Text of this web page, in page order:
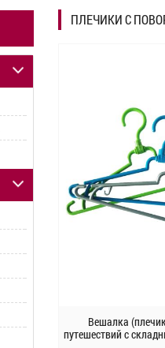
ПЛЕЧИКИ С
Вешалка
путешествий с